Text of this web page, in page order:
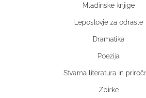
Mladinske knjige
Leposlovje za odrasle
Dramatika
Poezija
Stvarna literatura in
Zbirke